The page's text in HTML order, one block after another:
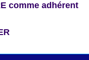
comme adhérent